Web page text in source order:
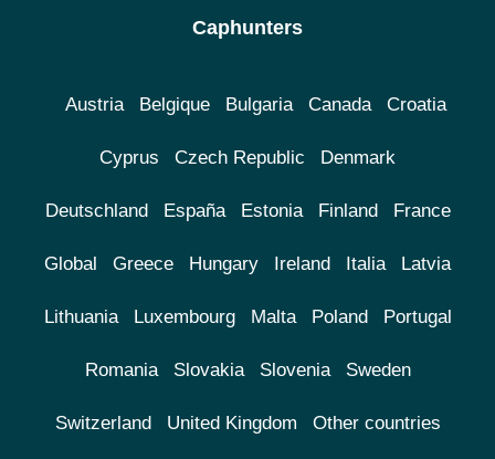
Caphunters
Austria Belgique Bulgaria Canada Croatia
Cyprus Czech Republic Denmark
Deutschland España Estonia Finland France
Global Greece Hungary Ireland Italia Latvia
Lithuania Luxembourg Malta Poland Portugal
Romania Slovakia Slovenia Sweden
Switzerland United Kingdom Other countries